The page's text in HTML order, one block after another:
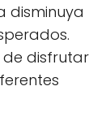
disminuya
disfrutar